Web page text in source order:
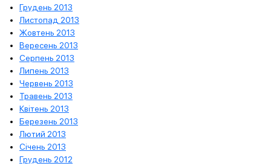
Грудень 2013
Листопад 2013
Жовтень 2013
Вересень 2013
Серпень 2013
Липень 2013
Червень 2013
Травень 2013
Квітень 2013
Березень 2013
Лютий 2013
Січень 2013
Грудень 2012